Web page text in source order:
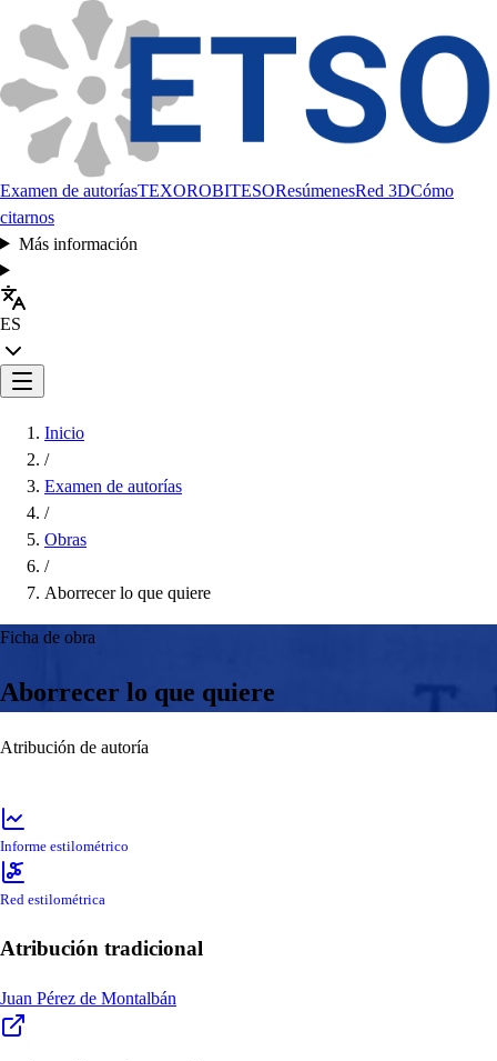
Examen de autoríasTEXOROBITESOResúmenesRed 3DCómo
citarnos
Más información
ES
Inicio
/
Examen de autorías
/
Obras
/
Aborrecer lo que quiere
Ficha de obra
Aborrecer lo que quiere
Atribución de autoría
Informe estilométrico
Red estilométrica
Atribución tradicional
Juan Pérez de Montalbán